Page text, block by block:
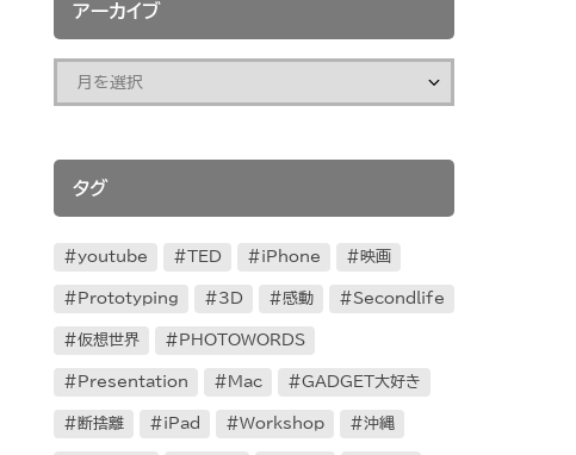
アーカイブ
タグ
youtube TED iPhone 映画
Prototyping 3D 感動 Secondlife
仮想世界 PHOTOWORDS
Presentation Mac GADGET大好き
断捨離 iPad Workshop 沖縄